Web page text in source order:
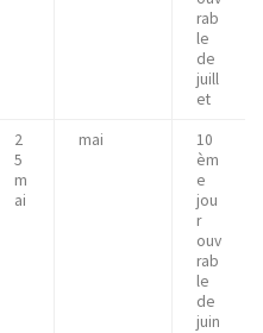
rab
le
de
juill
et
2
5
m
ai
mai
10
èm
e
jou
r
ouv
rab
le
de
juin